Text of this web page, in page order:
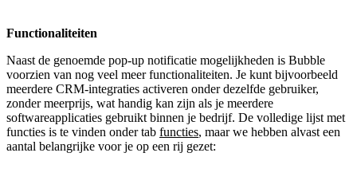
Functionaliteiten
Naast de genoemde pop-up notificatie mogelijkheden is Bubble
voorzien van nog veel meer functionaliteiten. Je kunt bijvoorbeeld
meerdere CRM-integraties activeren onder dezelfde gebruiker,
zonder meerprijs, wat handig kan zijn als je meerdere
softwareapplicaties gebruikt binnen je bedrijf. De volledige lijst met
functies is te vinden onder tab functies, maar we hebben alvast een
aantal belangrijke voor je op een rij gezet: